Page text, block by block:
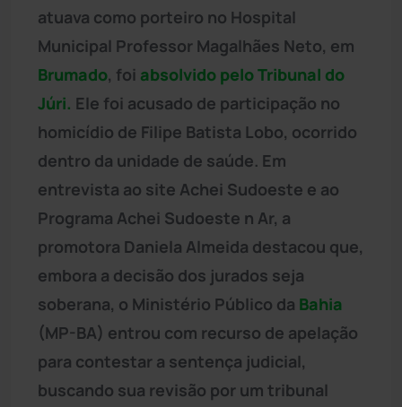
atuava como porteiro no Hospital
Municipal Professor Magalhães Neto, em
Brumado, foi absolvido pelo Tribunal do
Júri. Ele foi acusado de participação no
homicídio de Filipe Batista Lobo, ocorrido
dentro da unidade de saúde. Em
entrevista ao site Achei Sudoeste e ao
Programa Achei Sudoeste n Ar, a
promotora Daniela Almeida destacou que,
embora a decisão dos jurados seja
soberana, o Ministério Público da Bahia
(MP-BA) entrou com recurso de apelação
para contestar a sentença judicial,
buscando sua revisão por um tribunal